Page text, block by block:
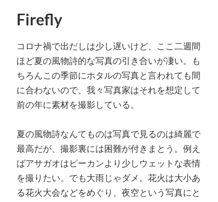
Firefly
コロナ禍で出だしは少し遅いけど、ここ二週間
ほど夏の風物詩的な写真の引き合いが凄い。も
ちろんこの季節にホタルの写真と言われても間
に合わないので、我々写真家はそれを想定して
前の年に素材を撮影している。
夏の風物詩なんてものは写真で見るのは綺麗で
最高だが、撮影裏には困難が付きまとう。例え
ばアサガオはピーカンより少しウェットな表情
を撮りたい。でも大雨じゃダメ。花火は大小あ
る花火大会などをめぐり、夜空という写真にと